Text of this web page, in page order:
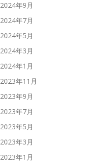
2024年9月
2024年7月
2024年5月
2024年3月
2024年1月
2023年11月
2023年9月
2023年7月
2023年5月
2023年3月
2023年1月